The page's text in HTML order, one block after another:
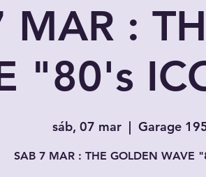
MAR :
"80's
sáb, 07 mar
  |
Garage
SAB 7 MAR : THE GOLDEN WAVE